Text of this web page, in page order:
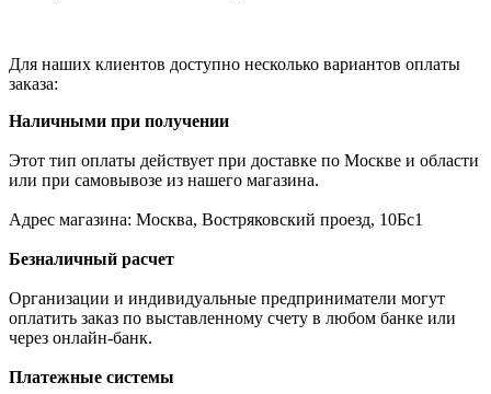
Для наших клиентов доступно несколько вариантов оплаты
заказа:
Наличными при получении
Этот тип оплаты действует при доставке по Москве и области
или при самовывозе из нашего магазина.
Адрес магазина: Москва, Востряковский проезд, 10Бс1
Безналичный расчет
Организации и индивидуальные предприниматели могут
оплатить заказ по выставленному счету в любом банке или
через онлайн-банк.
Платежные системы